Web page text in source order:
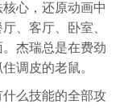
心，还原动画中
、客厅、卧室、
杰瑞总是在费劲
调皮的老鼠。
么技能的全部攻